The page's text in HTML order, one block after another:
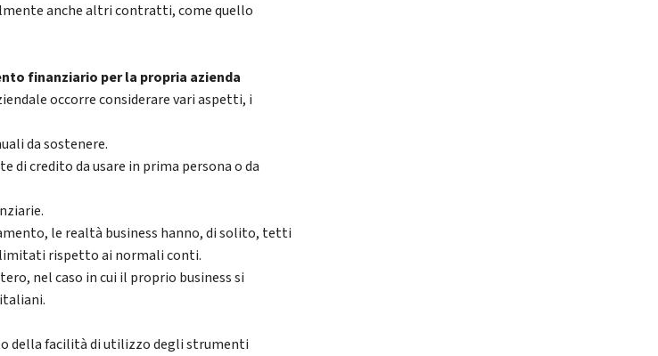
anche altri contratti, come quello
finanziario per la propria azienda
occorre considerare vari aspetti, i
da sostenere.
di credito da usare in prima persona o da
le realtà business hanno, di solito, tetti
rispetto ai normali conti.
nel caso in cui il proprio business si
della facilità di utilizzo degli strumenti